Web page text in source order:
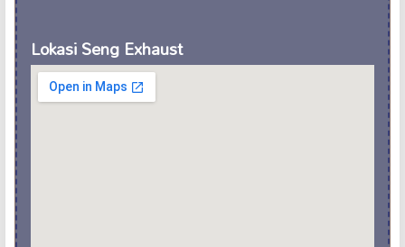
Lokasi Seng Exhaust